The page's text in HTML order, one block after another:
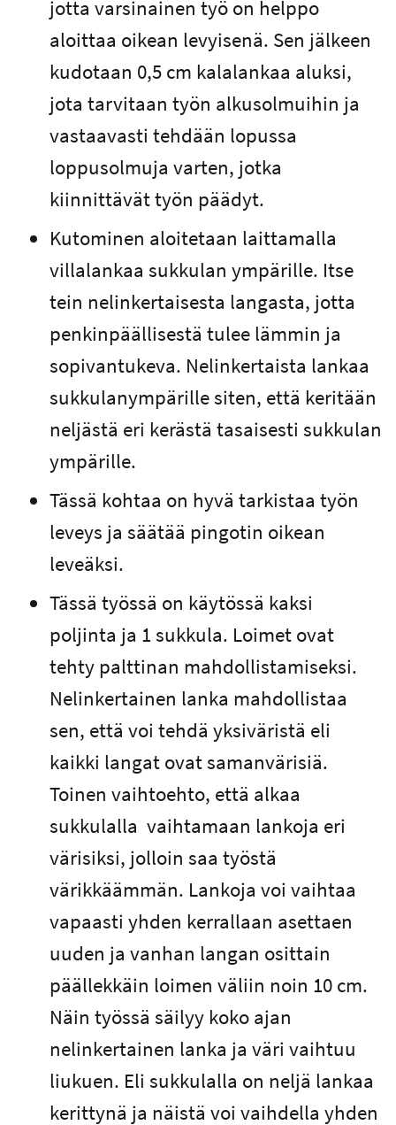
jotta varsinainen työ on helppo
aloittaa oikean levyisenä. Sen jälkeen
kudotaan 0,5 cm kalalankaa aluksi,
jota tarvitaan työn alkusolmuihin ja
vastaavasti tehdään lopussa
loppusolmuja varten, jotka
kiinnittävät työn päädyt.
Kutominen aloitetaan laittamalla
villalankaa sukkulan ympärille. Itse
tein nelinkertaisesta langasta, jotta
penkinpäällisestä tulee lämmin ja
sopivantukeva. Nelinkertaista lankaa
sukkulanympärille siten, että keritään
neljästä eri kerästä tasaisesti sukkulan
ympärille.
Tässä kohtaa on hyvä tarkistaa työn
leveys ja säätää pingotin oikean
leveäksi.
Tässä työssä on käytössä kaksi
poljinta ja 1 sukkula. Loimet ovat
tehty palttinan mahdollistamiseksi.
Nelinkertainen lanka mahdollistaa
sen, että voi tehdä yksiväristä eli
kaikki langat ovat samanvärisiä.
Toinen vaihtoehto, että alkaa
sukkulalla vaihtamaan lankoja eri
värisiksi, jolloin saa työstä
värikkäämmän. Lankoja voi vaihtaa
vapaasti yhden kerrallaan asettaen
uuden ja vanhan langan osittain
päällekkäin loimen väliin noin 10 cm.
Näin työssä säilyy koko ajan
nelinkertainen lanka ja väri vaihtuu
liukuen. Eli sukkulalla on neljä lankaa
kerittynä ja näistä voi vaihdella yhden